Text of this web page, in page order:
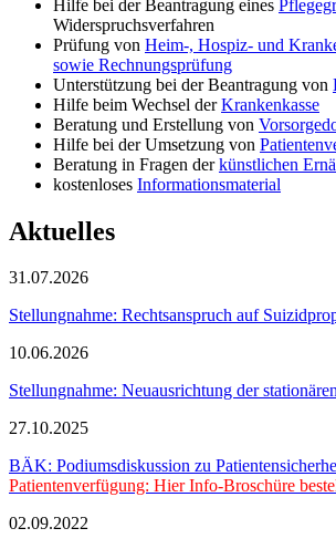
Hilfe bei der Beantragung eines
Widerspruchsverfahren
Prüfung von Heim-, Hospiz- und
sowie Rechnungsprüfung
Unterstützung bei der Beantragung von
Hilfe beim Wechsel derKrankenkasse
Beratung und Erstellung von
Hilfe bei der Umsetzung von
Beratung in Fragen derkünstlichen
kostenloses Informationsmaterial
Aktuelles
31.07.2026
Stellungnahme: Rechtsanspruch auf
10.06.2026
Stellungnahme: Neuausrichtung der
27.10.2025
BÄK: Podiumsdiskussion zu
Patientenverfügung: Hier Info-Broschüre
02.09.2022